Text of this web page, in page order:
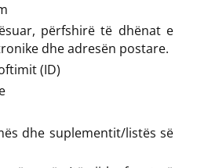
përfshirë të dhënat e
dhe adresën postare.
(ID)
dhe suplementit/listës së